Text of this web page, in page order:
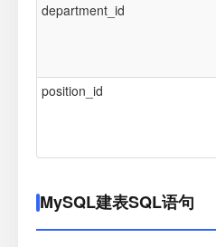
department_id
position_id
MySQL建表SQL语句